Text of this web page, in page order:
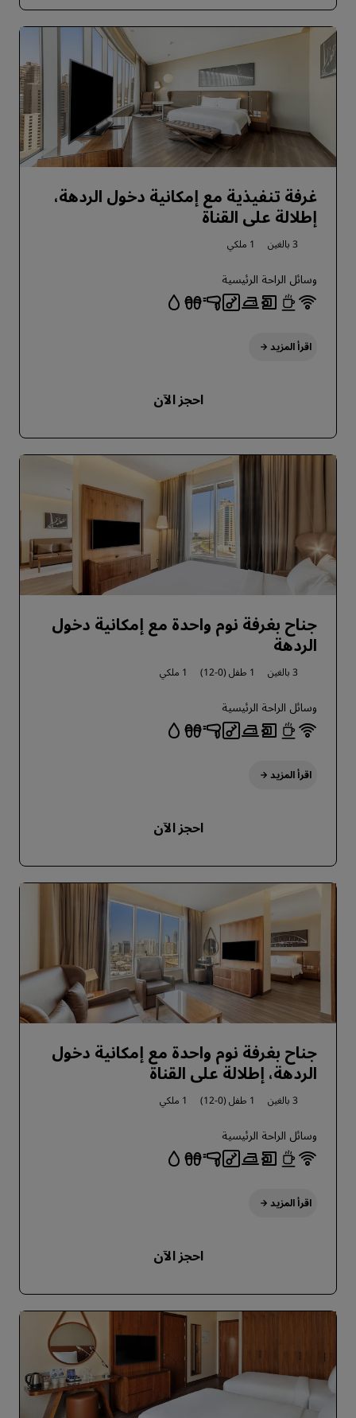
غرفة تنفيذية مع إمكانية دخول الردهة،
إطلالة على القناة
3 بالغين 1 ملكي
وسائل الراحة الرئيسية
اقرأ المزيد
احجز الآن
جناح بغرفة نوم واحدة مع إمكانية دخول
الردهة
3 بالغين 1 طفل (0-12) 1 ملكي
وسائل الراحة الرئيسية
اقرأ المزيد
احجز الآن
جناح بغرفة نوم واحدة مع إمكانية دخول
الردهة، إطلالة على القناة
3 بالغين 1 طفل (0-12) 1 ملكي
وسائل الراحة الرئيسية
اقرأ المزيد
احجز الآن